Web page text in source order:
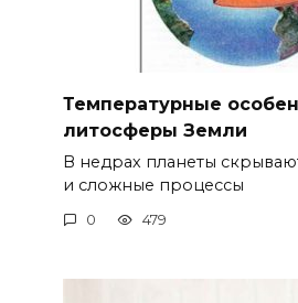
Температурные
литосферы Земли
В недрах планеты
и сложные процессы
0 479